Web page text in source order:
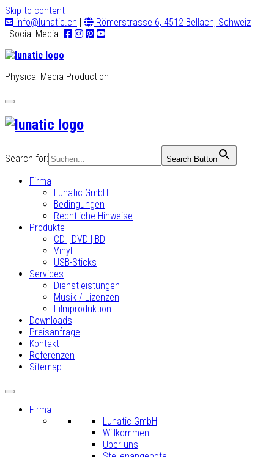
Skip to content
info@lunatic.ch |
Römerstrasse 6, 4512 Bellach, Schweiz
| Social-Media
Physical Media Production
Toggle
navigation
Search for: Search Button
Firma
Lunatic GmbH
Bedingungen
Rechtliche Hinweise
Produkte
CD | DVD | BD
Vinyl
USB-Sticks
Services
Dienstleistungen
Musik / Lizenzen
Filmproduktion
Downloads
Preisanfrage
Kontakt
Referenzen
Sitemap
Firma
Lunatic GmbH
Willkommen
Über uns